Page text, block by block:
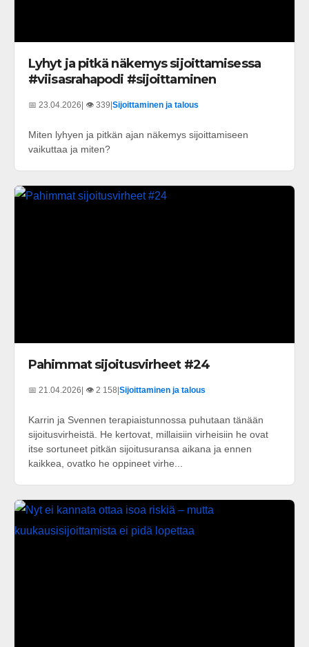
Lyhyt ja pitkä näkemys sijoittamisessa
#viisasrahapodi #sijoittaminen
📅 23.04.2026 | 👁️ 339 Sijoittaminen ja talous
Miten lyhyen ja pitkän ajan näkemys sijoittamiseen
vaikuttaa ja miten?
Pahimmat sijoitusvirheet #24
📅 21.04.2026 | 👁️ 2 158 Sijoittaminen ja talous
Karrin ja Svennen terapiaistunnossa puhutaan tänään
sijoitusvirheistä. He kertovat, millaisiin virheisiin he ovat
itse sortuneet pitkän sijoitusuransa aikana ja ennen
kaikkea, ovatko he oppineet virhe...